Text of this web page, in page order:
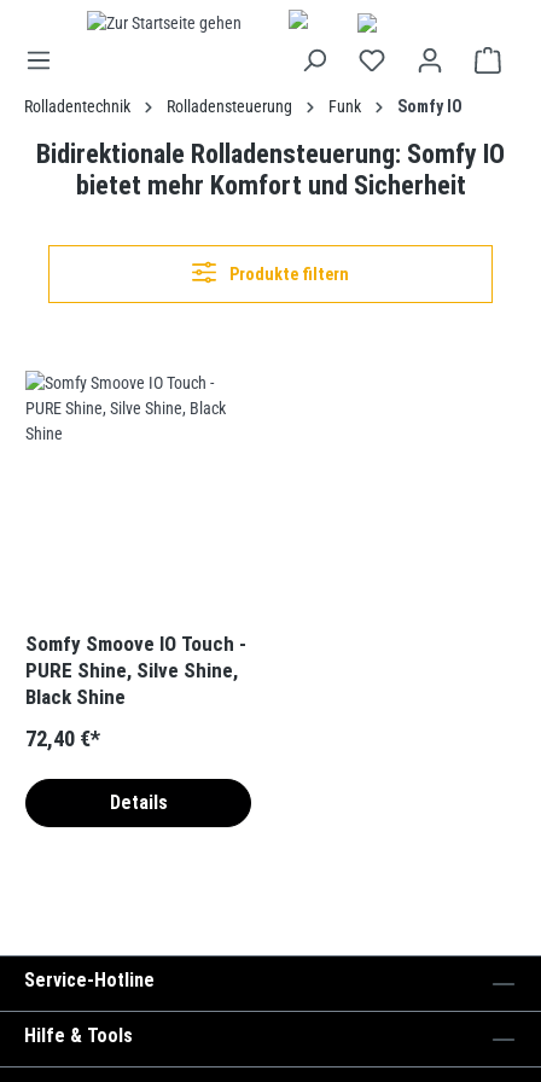
springen
Rolladentechnik Rolladensteuerung Funk Somfy IO
Bidirektionale Rolladensteuerung: Somfy IO
bietet mehr Komfort und Sicherheit
Produkte filtern
Somfy Smoove IO Touch -
PURE Shine, Silve Shine,
Black Shine
72,40 €*
Details
Service-Hotline
Hilfe & Tools